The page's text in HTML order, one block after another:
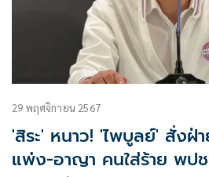
29 พฤศจิกายน 2567
'สิระ' หนาว! 'ไพบูลย์' สั่งฝ่
แพ่ง-อาญา คนใส่ร้าย พปช